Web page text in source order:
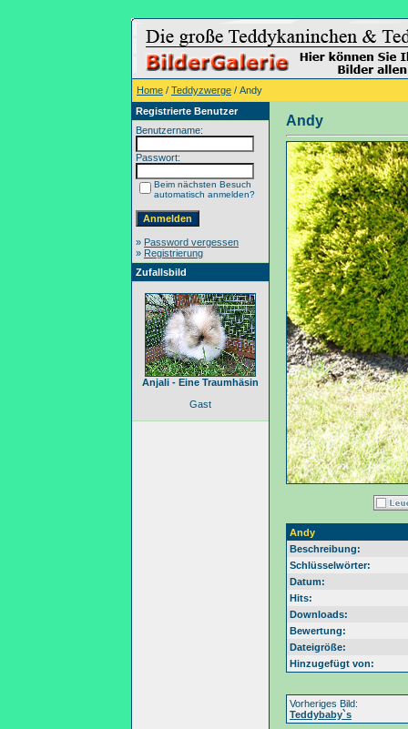
Home / Teddyzwerge / Andy
Registrierte Benutzer
Benutzername:
Passwort:
Beim nächsten Besuch
automatisch anmelden?
» Password vergessen
» Registrierung
Zufallsbild
Anjali - Eine Traumhäsin
Gast
Andy
Andy
Beschreibung:
Schlüsselwörter:
Datum:
Hits:
Downloads:
Bewertung:
Dateigröße:
Hinzugefügt von:
Vorheriges Bild:
Teddybaby`s